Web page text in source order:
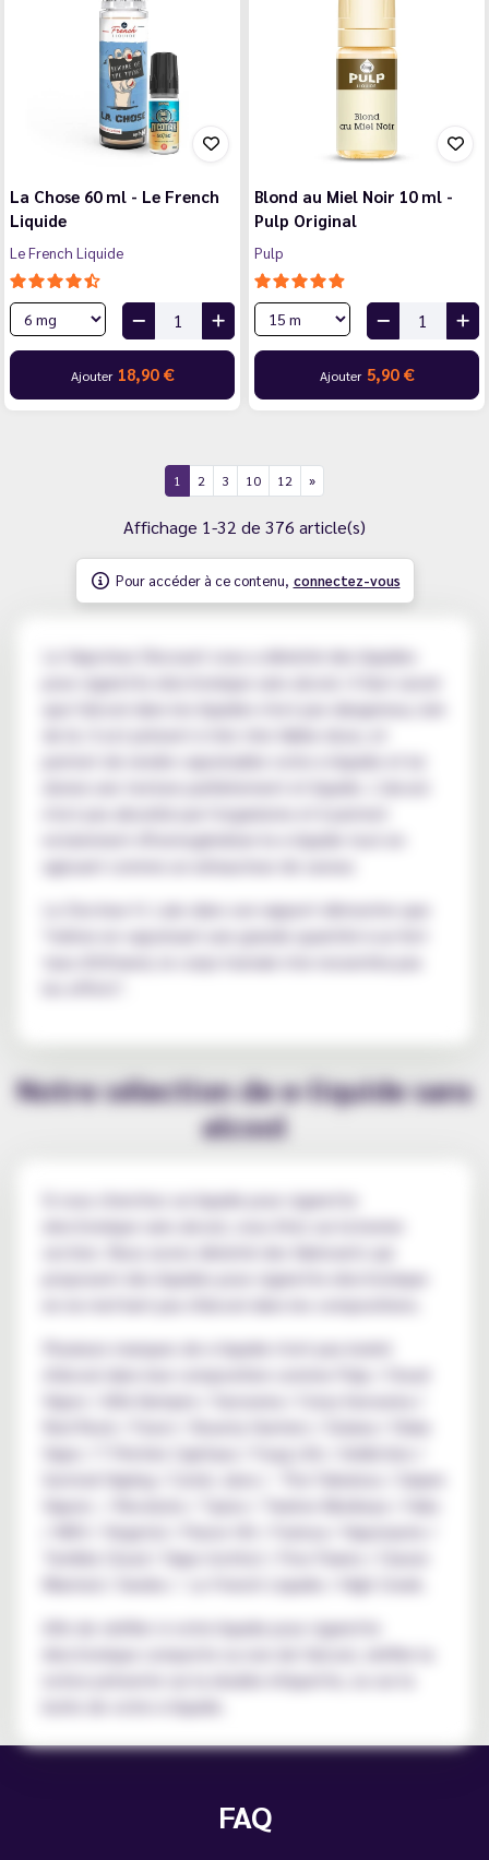
La Chose 60 ml - Le French
Liquide
Le French Liquide
Ajouter 18,90 €
Blond au Miel Noir 10 ml -
Pulp Original
Pulp
Ajouter 5,90 €
1 2 3 10 12
Affichage 1-32 de 376 article(s)
Pour accéder à ce contenu, connectez-vous
Le Vapoteur Discount vous a déniché des liquides
pour cigarette electronique sans alcool. Il faut savoir
que l'alcool dans les liquides n'est pas dangereux, loin
de là. Il est présent à très très faible dose, et
permet de rendre vaporisable votre e-liquide et lui
donne une texture parfaitement et liquide. L'alcool
n'est pas absorbé par l'organisme et il permet
notamment d'homogénéiser le e liquide tout en
agissant comme un exhausteur de saveur.
Le Docteur H. Lalo dans son rapport démontre que
"même en vaporisant une grande quantité à un fort
Notre sélection de e-liquide sans
alcool
Si vous cherchez un liquide pour cigarette
electronique sans alcool, vous êtes sur la bonne
proposent des liquides pour cigarette electronique
Plusieurs marques de e liquide n'ont pas inséré
d'alcool dans leur composition comme Pulp / Cloud
Vapor / Alfa Siempre / Savourea / Crazy Savourea /
Red Rock / Feevr / Bounty Hunters / Solana / Olala
Vape / 7 Péchés Capitaux / Fuug Life / Addiction /
Survival Vaping / Comic Juice / The Fabulous / Saiyen
Vapors / Revolute / Tjuice / Twelve Monkeys / Halo
/ NKV / Vegetol / Flavor Hit / Furiosa / Vaponaute /
Terrible Cloud / Vape Institut / Five Pawns / Classic
Wanted / Swoke / Le French Liquide / High Creek.
Afin de vérifier si votre liquide pour cigarette
électronique comporte ou non de l'alcool, vérifier la
notice présente sur la double étiquette, ou sur la
boite de votre e-liquide.
FAQ